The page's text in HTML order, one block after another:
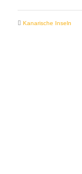
Kanarische Inseln